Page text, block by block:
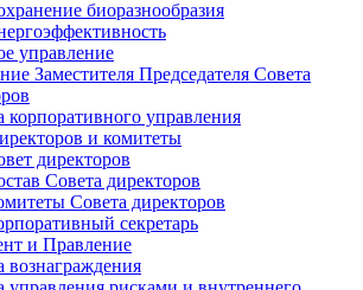
биоразнообразия
управление
Заместителя Председателя Совета
корпоративного управления
и комитеты
директоров
Совета директоров
Совета директоров
секретарь
и Правление
вознаграждения